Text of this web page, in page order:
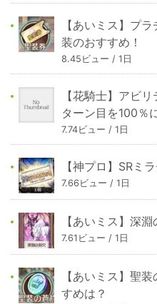
【あいミス】プ
装のおすすめ！
8.45ビュー / 1日
【花騎士】アビ
ターン目を100％
7.74ビュー / 1日
【神プロ】SRミ
7.66ビュー / 1日
【あいミス】深
7.61ビュー / 1日
【あいミス】聖
すめは？